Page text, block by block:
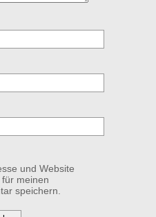
und Website
meinen
speichern.